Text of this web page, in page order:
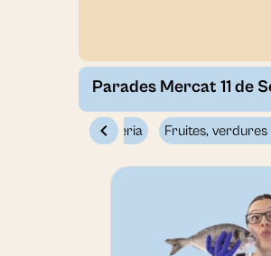
Parades Mercat 11 de
Carnisseria Fruites,
chevron_left